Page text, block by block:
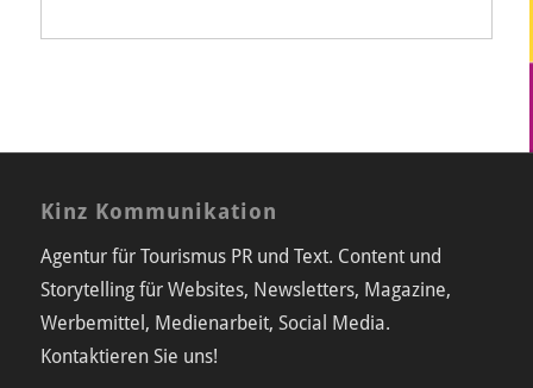
Kinz Kommunikation
Agentur für Tourismus PR und Text. Content und
Storytelling für Websites, Newsletters, Magazine,
Werbemittel, Medienarbeit, Social Media.
Kontaktieren Sie uns!